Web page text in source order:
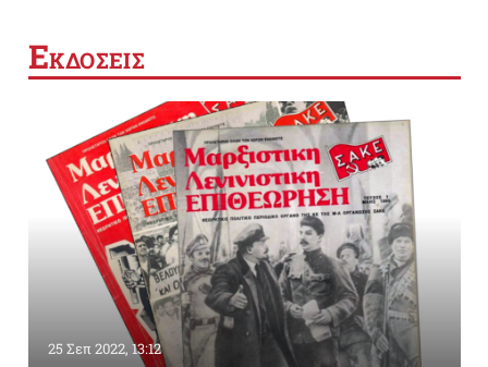
ΕΚΔΟΣΕΙΣ
25 Σεπ 2022, 13:12